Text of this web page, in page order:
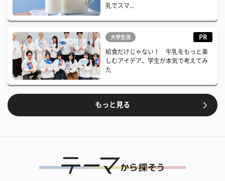
乳でスマ...
大学生活 PR
給食だけじゃない！ 牛乳をもっと楽
しむアイデア、学生が本気で考えてみ
た
もっと見る